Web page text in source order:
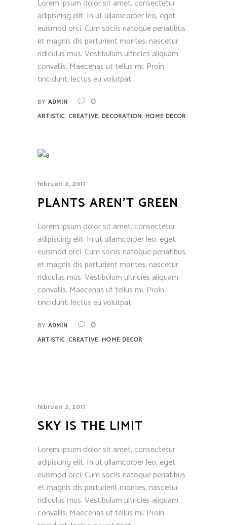
Lorem ipsum dolor sit amet, consectetur
adipiscing elit. In ut ullamcorper leo, eget
euismod orci. Cum sociis natoque penatibus
et magnis dis parturient montes, nascetur
ridiculus mus. Vestibulum ultricies aliquam
convallis. Maecenas ut tellus mi. Proin
tincidunt, lectus eu volutpat
BY ADMIN 0
ARTISTIC, CREATIVE, DECORATION, HOME DECOR
februari 2, 2017
PLANTS AREN’T GREEN
Lorem ipsum dolor sit amet, consectetur
adipiscing elit. In ut ullamcorper leo, eget
euismod orci. Cum sociis natoque penatibus
et magnis dis parturient montes, nascetur
ridiculus mus. Vestibulum ultricies aliquam
convallis. Maecenas ut tellus mi. Proin
tincidunt, lectus eu volutpat
BY ADMIN 0
ARTISTIC, CREATIVE, HOME DECOR
februari 2, 2017
SKY IS THE LIMIT
Lorem ipsum dolor sit amet, consectetur
adipiscing elit. In ut ullamcorper leo, eget
euismod orci. Cum sociis natoque penatibus
et magnis dis parturient montes, nascetur
ridiculus mus. Vestibulum ultricies aliquam
convallis. Maecenas ut tellus mi. Proin